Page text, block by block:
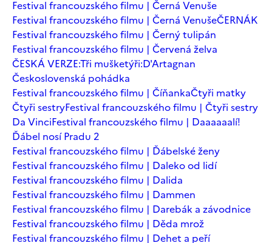
Festival francouzského filmu | Černá Venuše
Festival francouzského filmu | Černá VenušeČERNÁK
Festival francouzského filmu | Černý tulipán
Festival francouzského filmu | Červená želva
ČESKÁ VERZE:Tři mušketýři:D'Artagnan
Československá pohádka
Festival francouzského filmu | ČíňankaČtyři matky
Čtyři sestryFestival francouzského filmu | Čtyři sestry
Da VinciFestival francouzského filmu | Daaaaaalí!
Ďábel nosí Pradu 2
Festival francouzského filmu | Ďábelské ženy
Festival francouzského filmu | Daleko od lidí
Festival francouzského filmu | Dalida
Festival francouzského filmu | Dammen
Festival francouzského filmu | Darebák a závodnice
Festival francouzského filmu | Děda mrož
Festival francouzského filmu | Dehet a peří